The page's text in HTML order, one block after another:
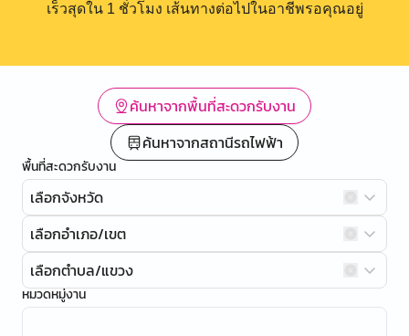
เร็วสุดใน 1 ชั่วโมง เส้นทางต่อไปในอาชีพรอคุณอยู่
ค้นหาจากพื้นที่สะดวกรับงาน
ค้นหาจากสถานีรถไฟฟ้า
พื้นที่สะดวกรับงาน
เลือกจังหวัด
เลือกอำเภอ/เขต
เลือกตำบล/แขวง
หมวดหมู่งาน